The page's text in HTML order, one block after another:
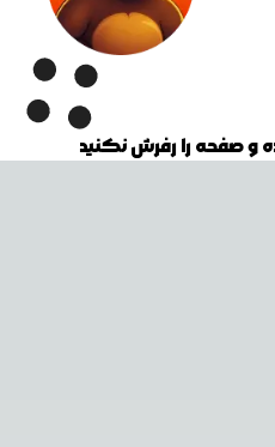
و صفحه را رفرش نکنید